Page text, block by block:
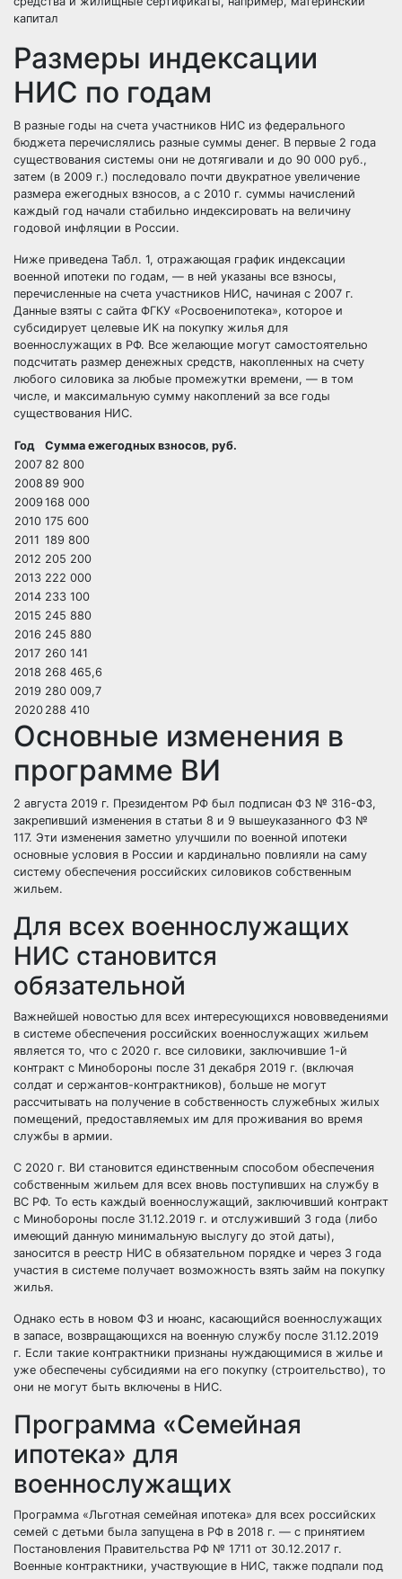
капитал
Размеры индексации
НИС по годам
В разные годы на счета участников НИС из федерального
бюджета перечислялись разные суммы денег. В первые 2 года
существования системы они не дотягивали и до 90 000 руб.,
затем (в 2009 г.) последовало почти двукратное увеличение
размера ежегодных взносов, а с 2010 г. суммы начислений
каждый год начали стабильно индексировать на величину
годовой инфляции в России.
Ниже приведена Табл. 1, отражающая график индексации
военной ипотеки по годам, — в ней указаны все взносы,
перечисленные на счета участников НИС, начиная с 2007 г.
Данные взяты с сайта ФГКУ «Росвоенипотека», которое и
субсидирует целевые ИК на покупку жилья для
военнослужащих в РФ. Все желающие могут самостоятельно
подсчитать размер денежных средств, накопленных на счету
любого силовика за любые промежутки времени, — в том
числе, и максимальную сумму накоплений за все годы
существования НИС.
Год
Сумма ежегодных взносов, руб.
2007 82 800
2008 89 900
2009 168 000
2010 175 600
2011 189 800
2012 205 200
2013 222 000
2014 233 100
2015 245 880
2016 245 880
2017 260 141
2018 268 465,6
2019 280 009,7
2020 288 410
Основные изменения в
программе ВИ
2 августа 2019 г. Президентом РФ был подписан ФЗ № 316-ФЗ,
закрепивший изменения в статьи 8 и 9 вышеуказанного ФЗ №
117. Эти изменения заметно улучшили по военной ипотеки
основные условия в России и кардинально повлияли на саму
систему обеспечения российских силовиков собственным
жильем.
Для всех военнослужащих
НИС становится
обязательной
Важнейшей новостью для всех интересующихся нововведениями
в системе обеспечения российских военнослужащих жильем
является то, что с 2020 г. все силовики, заключившие 1-й
контракт с Минобороны после 31 декабря 2019 г. (включая
солдат и сержантов-контрактников), больше не могут
рассчитывать на получение в собственность служебных жилых
помещений, предоставляемых им для проживания во время
службы в армии.
С 2020 г. ВИ становится единственным способом обеспечения
собственным жильем для всех вновь поступивших на службу в
ВС РФ. То есть каждый военнослужащий, заключивший контракт
с Минобороны после 31.12.2019 г. и отслуживший 3 года (либо
имеющий данную минимальную выслугу до этой даты),
заносится в реестр НИС в обязательном порядке и через 3 года
участия в системе получает возможность взять займ на покупку
жилья.
Однако есть в новом ФЗ и нюанс, касающийся военнослужащих
в запасе, возвращающихся на военную службу после 31.12.2019
г. Если такие контрактники признаны нуждающимися в жилье и
уже обеспечены субсидиями на его покупку (строительство), то
они не могут быть включены в НИС.
Программа «Семейная
ипотека» для
военнослужащих
Программа «Льготная семейная ипотека» для всех российских
семей с детьми была запущена в РФ в 2018 г. — с принятием
Постановления Правительства РФ № 1711 от 30.12.2017 г.
Военные контрактники, участвующие в НИС, также подпали под